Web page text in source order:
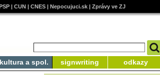
| CUN| CNES| Nepocujuci.sk| Zprávy ve ZJ
kultura a spol. signwriting odkazy